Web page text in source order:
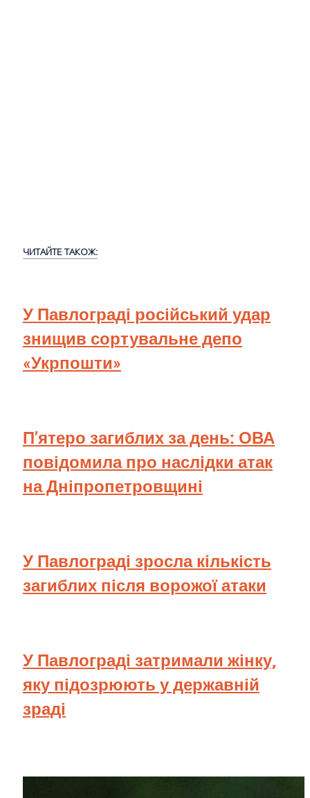
ЧИТАЙТЕ ТАКОЖ:
У Павлограді російський удар
знищив сортувальне депо
«Укрпошти»
П’ятеро загиблих за день: ОВА
повідомила про наслідки атак
на Дніпропетровщині
У Павлограді зросла кількість
загиблих після ворожої атаки
У Павлограді затримали жінку,
яку підозрюють у державній
зраді